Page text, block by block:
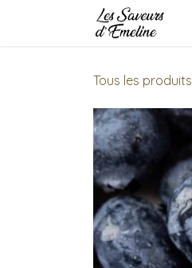
Se rendre au contenu
Tous les produits